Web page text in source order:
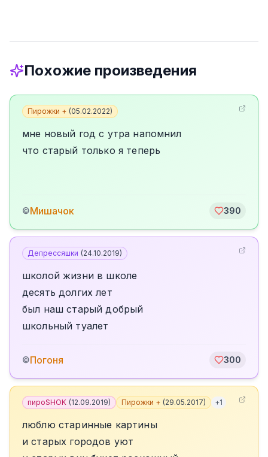
Похожие произведения
Пирожки + (05.02.2022)
мне новый год с утра напомнил
что старый только я теперь
©Мишачок 390
Депрессяшки (24.10.2019)
школой жизни в школе
десять долгих лет
был наш старый добрый
школьный туалет
©Погоня 300
пироSHOK (12.09.2019) Пирожки + (29.05.2017) +1
люблю старинные картины
и старых городов уют